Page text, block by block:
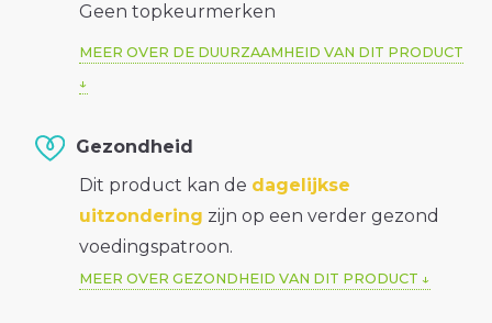
Geen topkeurmerken
MEER OVER DE DUURZAAMHEID VAN DIT PRODUCT
Gezondheid
Dit product kan de dagelijkse
uitzondering zijn op een verder gezond
voedingspatroon.
MEER OVER GEZONDHEID VAN DIT PRODUCT